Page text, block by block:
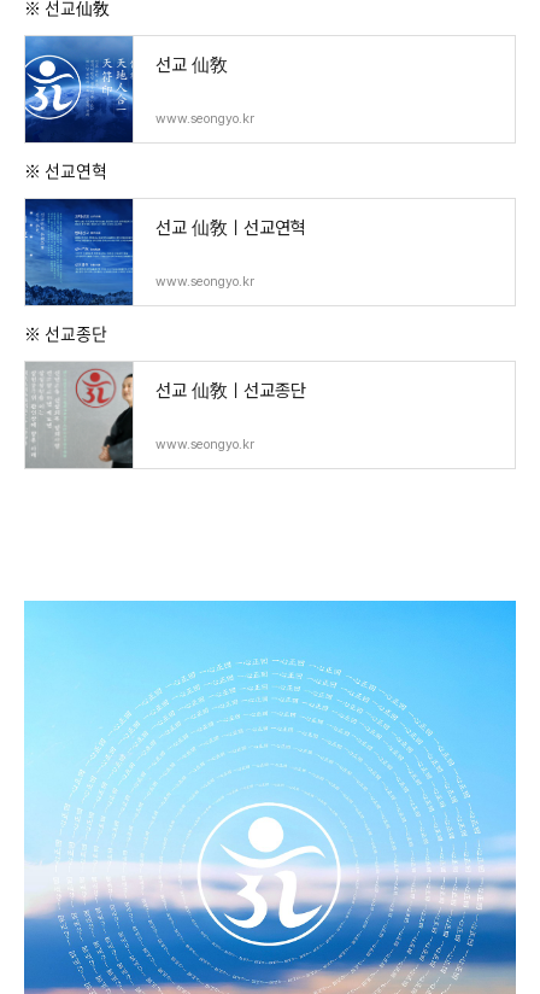
※ 선교仙敎
선교 仙敎
www.seongyo.kr
※ 선교연혁
선교 仙敎ㅣ선교연혁
www.seongyo.kr
※ 선교종단
선교 仙敎ㅣ선교종단
www.seongyo.kr